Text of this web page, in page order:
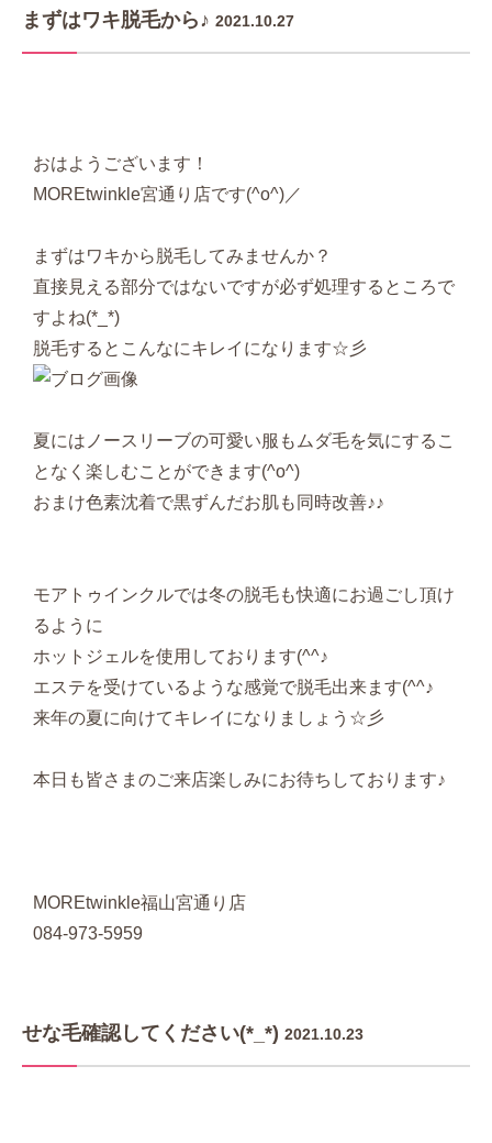
まずはワキ脱毛から♪ 2021.10.27
おはようございます！
MOREtwinkle宮通り店です(^o^)／
まずはワキから脱毛してみませんか？
直接見える部分ではないですが必ず処理するところで
すよね(*_*)
脱毛するとこんなにキレイになります☆彡
夏にはノースリーブの可愛い服もムダ毛を気にするこ
となく楽しむことができます(^o^)
おまけ色素沈着で黒ずんだお肌も同時改善♪♪
モアトゥインクルでは冬の脱毛も快適にお過ごし頂け
るように
ホットジェルを使用しております(^^♪
エステを受けているような感覚で脱毛出来ます(^^♪
来年の夏に向けてキレイになりましょう☆彡
本日も皆さまのご来店楽しみにお待ちしております♪
MOREtwinkle福山宮通り店
084-973-5959
せな毛確認してください(*_*) 2021.10.23